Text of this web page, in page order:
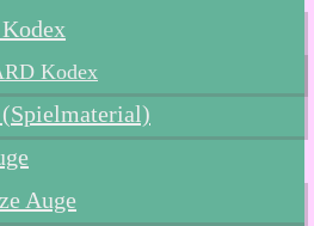
Kodex
Auge